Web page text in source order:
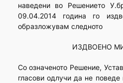
наведени во Решението
09.04.2014 година го
образложувам следното
ИЗДВОЕНО
Со означеното Решение,
гласови одлучи да не